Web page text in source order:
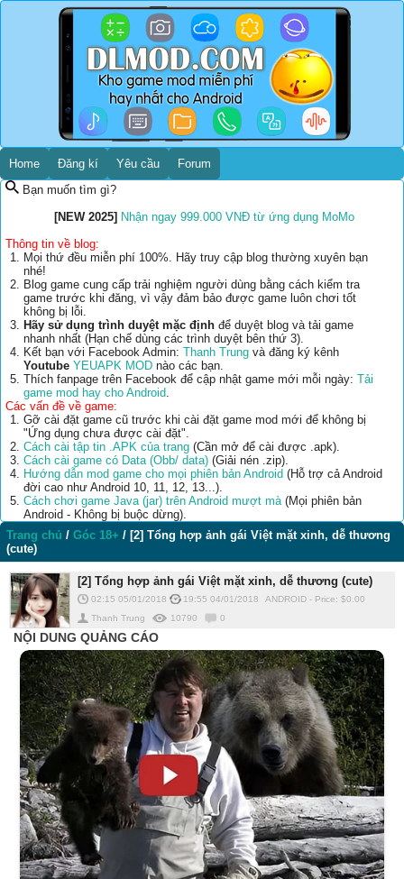
Home Đăng kí Yêu cầu
Forum
Bạn muốn tìm gì?
[NEW 2025] Nhận ngay 999.000 VNĐ từ ứng dụng MoMo
Thông tin về blog:
Mọi thứ đều miễn phí 100%. Hãy truy cập blog thường xuyên bạn
nhé!
Blog game cung cấp trải nghiệm người dùng bằng cách kiểm tra
game trước khi đăng, vì vậy đảm bảo được game luôn chơi tốt
không bị lỗi.
Hãy sử dụng trình duyệt mặc định để duyệt blog và tải game
nhanh nhất (Hạn chế dùng các trình duyệt bên thứ 3).
Kết bạn với Facebook Admin: Thanh Trung và đăng ký kênh
Youtube YEUAPK MOD nào các bạn.
Thích fanpage trên Facebook để cập nhật game mới mỗi ngày: Tải
game mod hay cho Android.
Các vấn đề về game:
Gỡ cài đặt game cũ trước khi cài đặt game mod mới để không bị
"Ứng dụng chưa được cài đặt".
Cách cài tập tin .APK của trang (Cần mở để cài được .apk).
Cách cài game có Data (Obb/ data) (Giải nén .zip).
Hướng dẫn mod game cho mọi phiên bản Android (Hỗ trợ cả Android
đời cao như Android 10, 11, 12, 13...).
Cách chơi game Java (jar) trên Android mượt mà(Mọi phiên bản
Android - Không bị buộc dừng).
Trang chủ / Góc 18+ / [2] Tổng hợp ảnh gái Việt mặt xinh, dễ thương
(cute)
[2] Tổng hợp ảnh gái Việt mặt xinh, dễ thương (cute)
02:15 05/01/2018 19:55 04/01/2018 ANDROID - Price: $0.00
Thanh Trung
10790 0